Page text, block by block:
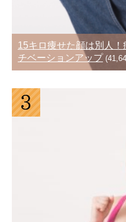
15キロ痩せた顔は別人
チベーションアップ